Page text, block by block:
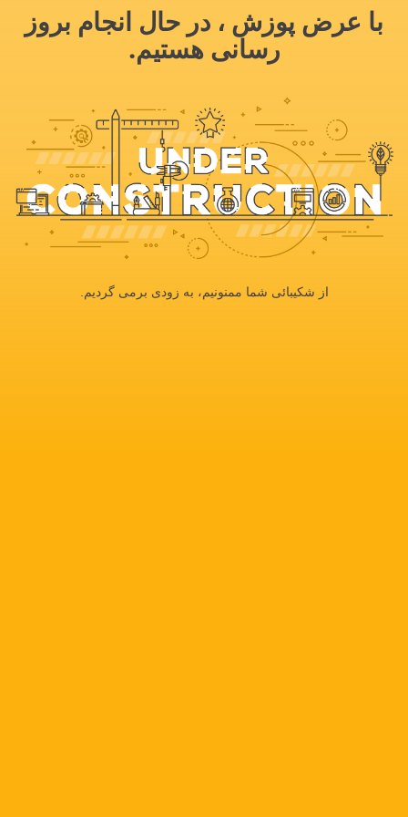
با عرض پوزش ، در حال انجام بروز
رسانی هستیم.
از شکیبائی شما ممنونیم، به زودی برمی گردیم.